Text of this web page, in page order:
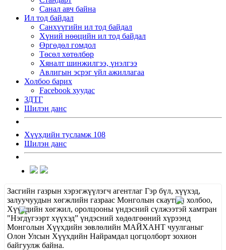
Санал авч байна
Ил тод байдал
Санхүүгийн ил тод байдал
Хүний нөөцийн ил тод байдал
Өргөдөл гомдол
Төсөл хөтөлбөр
Хяналт шинжилгээ, үнэлгээ
Авлигын эсрэг үйл ажиллагаа
Холбоо барих
Facebook хуудас
ЗДТГ
Шилэн данс
Хүүхдийн тусламж 108
Шилэн данс
Засгийн газрын хэрэгжүүлэгч агентлаг Гэр бүл, хүүхэд,
залуучуудын хөгжлийн газраас Монголын скаутын холбоо,
Хүүхдийн хөгжил, оролцооны үндэсний сүлжээтэй хамтран
"Нэгдүгээрт хүүхэд” үндэсний хөдөлгөөний хүрээнд
Монголын Хүүхдийн зөвлөлийн МАЙХАНТ чуулганыг
Олон Улсын Хүүхдийн Найрамдал цогцолборт зохион
байгуулж байна.